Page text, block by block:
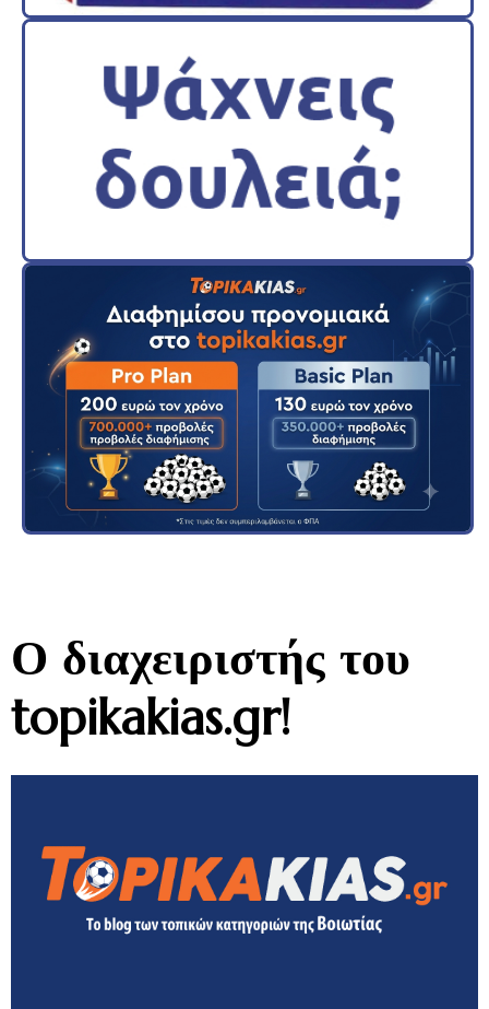
Ο διαχειριστής του
topikakias.gr!